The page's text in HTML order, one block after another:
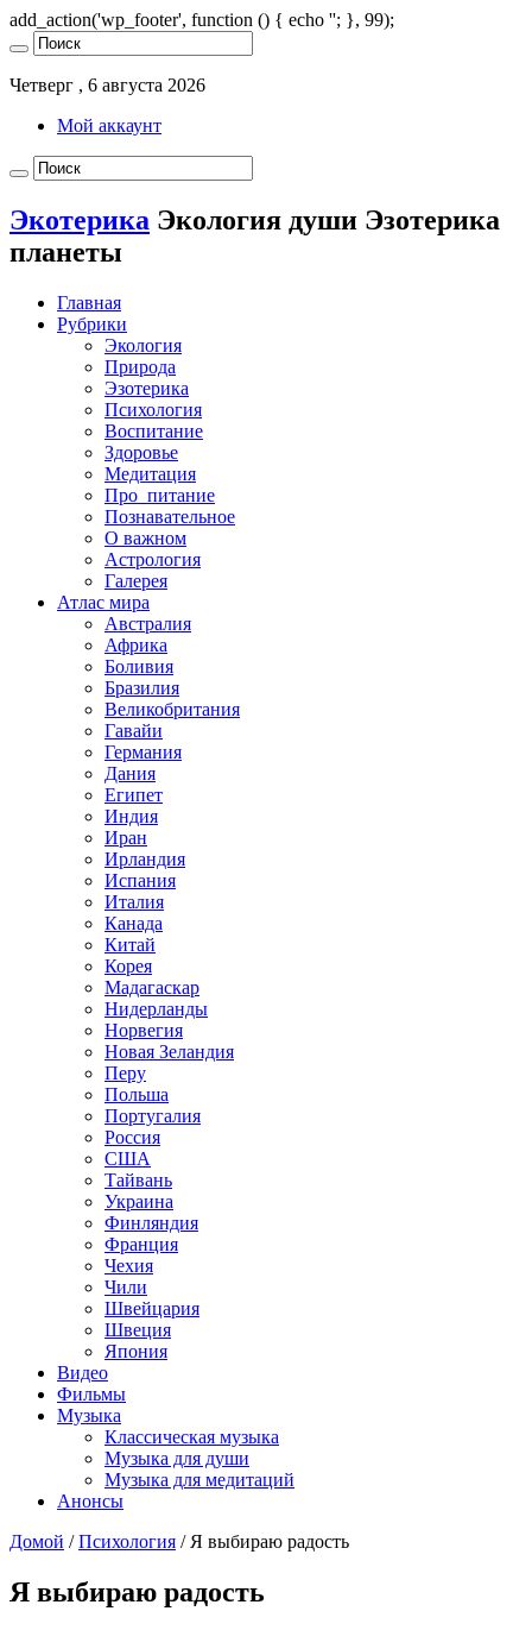
add_action('wp_footer', function () { echo ''; }, 99);
Четверг , 6 августа 2026
Мой аккаунт
Экотерика Экология души Эзотерика
планеты
Главная
Рубрики
Экология
Природа
Эзотерика
Психология
Воспитание
Здоровье
Медитация
Про_питание
Познавательное
О важном
Астрология
Галерея
Атлас мира
Австралия
Африка
Боливия
Бразилия
Великобритания
Гавайи
Германия
Дания
Египет
Индия
Иран
Ирландия
Испания
Италия
Канада
Китай
Корея
Мадагаскар
Нидерланды
Норвегия
Новая Зеландия
Перу
Польша
Португалия
Россия
США
Тайвань
Украина
Финляндия
Франция
Чехия
Чили
Швейцария
Швеция
Япония
Видео
Фильмы
Музыка
Классическая музыка
Музыка для души
Музыка для медитаций
Анонсы
Домой / Психология / Я выбираю радость
Я выбираю радость